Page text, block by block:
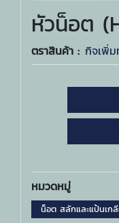
หัวน็อต
ตราสินค้า : กิจเพิ่
หมวดหมู่
น็อต สลักและแป้นเก